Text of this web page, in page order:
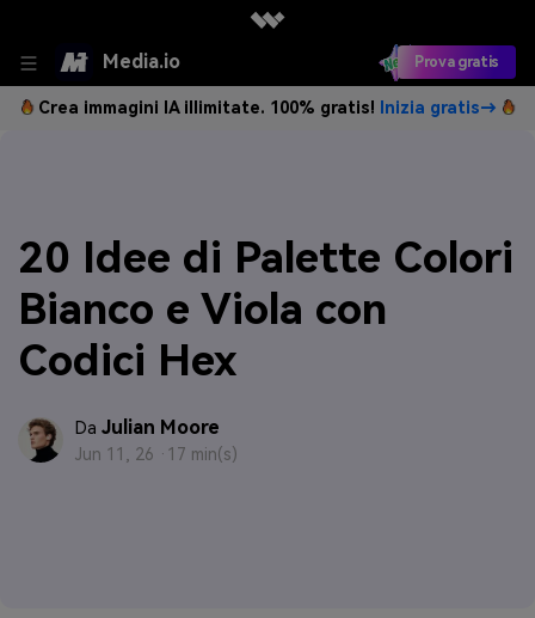
Media.io Prova gratis
Crea immagini IA illimitate. 100% gratis! Inizia gratis→
20 Idee di Palette Colori
Bianco e Viola con
Codici Hex
Da Julian Moore
Jun 11, 26 · 17 min(s)